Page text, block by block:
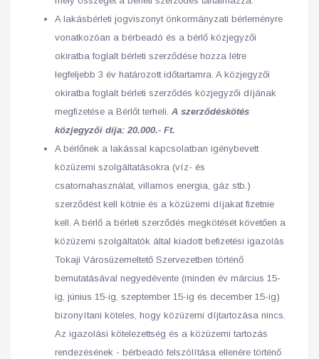
A lakásbérleti jogviszonyt önkormányzati bérleményre
vonatkozóan a bérbeadó és a bérlő közjegyzői
okiratba foglalt bérleti szerződése hozza létre
legfeljebb 3 év határozott időtartamra. A közjegyzői
okiratba foglalt bérleti szerződés közjegyzői díjának
megfizetése a Bérlőt terheli. A szerződéskötés
közjegyzői díja: 20.000.- Ft.
A bérlőnek a lakással kapcsolatban igénybevett
közüzemi szolgáltatásokra (víz- és
csatornahasználat, villamos energia, gáz stb.)
szerződést kell kötnie és a közüzemi díjakat fizetnie
kell. A bérlő a bérleti szerződés megkötését követően a
közüzemi szolgáltatók által kiadott befizetési igazolás
Tokaji Városüzemeltető Szervezetben történő
bemutatásával negyedévente (minden év március 15-
ig, június 15-ig, szeptember 15-ig és december 15-ig)
bizonyítani köteles, hogy közüzemi díjtartozása nincs.
Az igazolási kötelezettség és a közüzemi tartozás
rendezésének - bérbeadó felszólítása ellenére történő